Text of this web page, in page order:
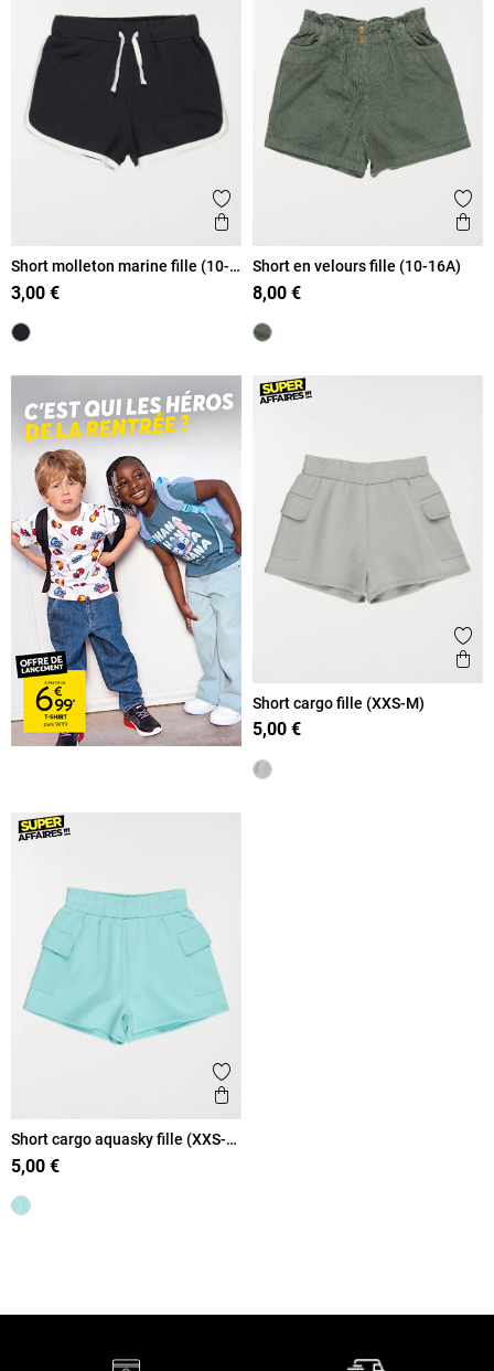
Ajouter aux favoris
Aperçu rapide
Short molleton marine fille (10-
16A)
3,00 €
Short en velours fille (10-16A)
8,00 €
Short cargo fille (XXS-M)
5,00 €
Ajouter aux favoris
Aperçu rapide
Short cargo aquasky fille (XXS-
M)
5,00 €